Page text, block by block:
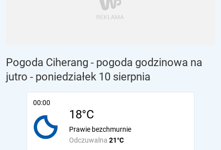
Pogoda Ciherang - pogoda godzinowa na
jutro - poniedziałek 10 sierpnia
00:00
18°C
Odczuwalna 21°C
Prawie bezchmurnie